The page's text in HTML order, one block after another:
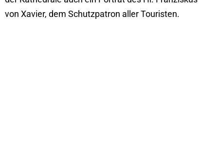
von Xavier, dem Schutzpatron aller Touristen.